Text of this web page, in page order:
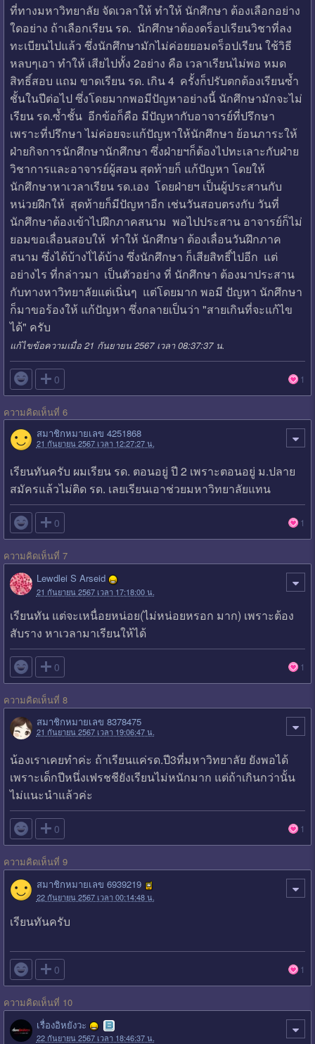
ที่ทางมหาวิทยาลัย จัดเวลาให้ ทำให้ นักศึกษา ต้องเลือกอย่าง
ใดอย่าง ถ้าเลือกเรียน รด. นักศึกษาต้องดร็อปเรียนวิชาที่ลง
ทะเบียนไปแล้ว ซึ่งนักศึกษามักไม่ค่อยยอมดร็อปเรียน ใช้วิธี
หลบๆเอา ทำให้ เสียไปทั้ง 2อย่าง คือ เวลาเรียนไม่พอ หมด
สิทธิ์สอบ แถม ขาดเรียน รด. เกิน 4 ครั้งก็ปรับตกต้องเรียนซ้ำ
ชั้นในปีต่อไป ซึ่งโดยมากพอมีปัญหาอย่างนี้ นักศึกษามักจะไม่
เรียน รด.ซ้ำชั้น อีกข้อก็คือ มีปัญหากับอาจารย์ที่ปรึกษา
เพราะที่ปรึกษา ไม่ค่อยจะแก้ปัญหาให้นักศึกษา ย้อนภาระให้
ฝ่ายกิจการนักศึกษานักศึกษา ซึ่งฝ่ายฯก็ต้องไปทะเลาะกับฝ่าย
วิชาการและอาจารย์ผู้สอน สุดท้ายก็ แก้ปัญหา โดยให้
นักศึกษาหาเวลาเรียน รด.เอง โดยฝ่ายฯ เป็นผู้ประสานกับ
หน่วยฝึกให้ สุดท้ายก็มีปัญหาอีก เช่นวันสอบตรงกับ วันที่
นักศึกษาต้องเข้าไปฝึกภาคสนาม พอไปประสาน อาจารย์ก็ไม่
ยอมขอเลื่อนสอบให้ ทำให้ นักศึกษา ต้องเลื่อนวันฝึกภาค
สนาม ซึ่งได้บ้างไ่ได้บ้าง ซึ่งนักศึกษา ก็เสียสิทธิ์ไปอีก แต่
อย่างไร ที่กล่าวมา เป็นตัวอย่าง ที่ นักศึกษา ต้องมาประสาน
กับทางหาวิทยาลัยแต่เนิ่นๆ แต่โดยมาก พอมี ปัญหา นักศึกษา
ก็มาขอร้องให้ แก้ปัญหา ซึ่งกลายเป็นว่า "สายเกินที่จะแก้ไข
ได้" ครับ
แก้ไขข้อความเมื่อ 21 กันยายน 2567 เวลา 08:37:37 น.
 0 1
ความคิดเห็นที่ 6
สมาชิกหมายเลข 4251868
21 กันยายน 2567 เวลา 12:27:27 น.
เรียนทันครับ ผมเรียน รด. ตอนอยู่ ปี 2 เพราะตอนอยู่ ม.ปลาย
สมัครแล้วไม่ติด รด. เลยเรียนเอาช่วยมหาวิทยาลัยแทน
 0 1
ความคิดเห็นที่ 7
Lewdlei S Arseid
21 กันยายน 2567 เวลา 17:18:00 น.
เรียนทัน แต่จะเหนื่อยหน่อย(ไม่หน่อยหรอก มาก) เพราะต้อง
สับราง หาเวลามาเรียนให้ได้
 0 1
ความคิดเห็นที่ 8
สมาชิกหมายเลข 8378475
21 กันยายน 2567 เวลา 19:06:47 น.
น้องเราเคยทำค่ะ ถ้าเรียนแค่รด.ปี3ที่มหาวิทยาลัย ยังพอได้
เพราะเด็กปีหนึ่งเฟรชชียังเรียนไม่หนักมาก แต่ถ้าเกินกว่านั้น
ไม่แนะนำแล้วค่ะ
 0 1
ความคิดเห็นที่ 9
สมาชิกหมายเลข 6939219
22 กันยายน 2567 เวลา 00:14:48 น.
เรียนทันครับ
 0 1
ความคิดเห็นที่ 10
เรื่องอิหยังวะ
22 กันยายน 2567 เวลา 18:46:37 น.